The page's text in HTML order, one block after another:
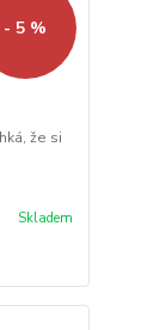
- 5 %
že si
Skladem